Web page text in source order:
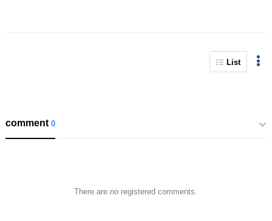
List
comment0
There are no registered comments.